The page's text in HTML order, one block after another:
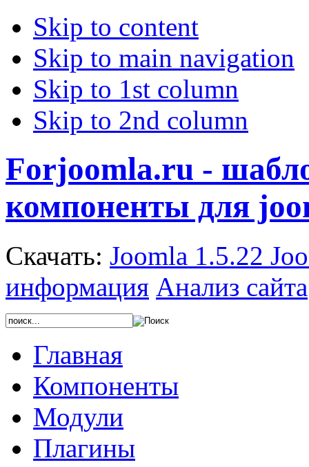
Skip to content
Skip to main navigation
Skip to 1st column
Skip to 2nd column
Forjoomla.ru -
компоненты для
Скачать: Joomla 1.5.22
информация Анализ сайта
Главная
Компоненты
Модули
Плагины